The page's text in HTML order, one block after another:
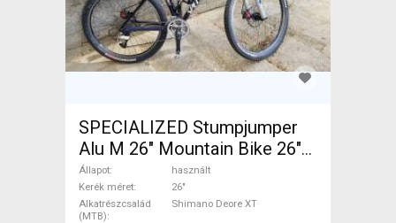
SPECIALIZED Stumpjumper
Alu M 26" Mountain Bike 26"
elöl teleszkópos Shimano
Deore XT használt ELADÓ
Állapot
használt
Kerék méret
26"
Alkatrészcsalád
(MTB)
Shimano Deore XT